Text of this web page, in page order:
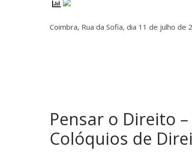
Coimbra
Coimbra, Rua da Sofia, dia 11 de julho de
Pensar o Direito
Colóquios de